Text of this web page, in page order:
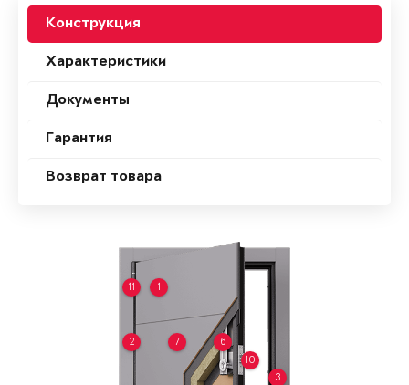
Конструкция
Характеристики
Документы
Гарантия
Возврат товара
1
2
3
6
7
10
11